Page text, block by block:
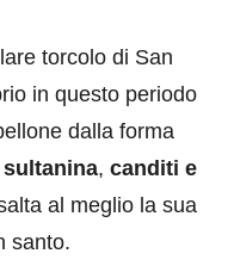
torcolo di San
in questo periodo
dalla forma
, canditi e
al meglio la sua
santo.